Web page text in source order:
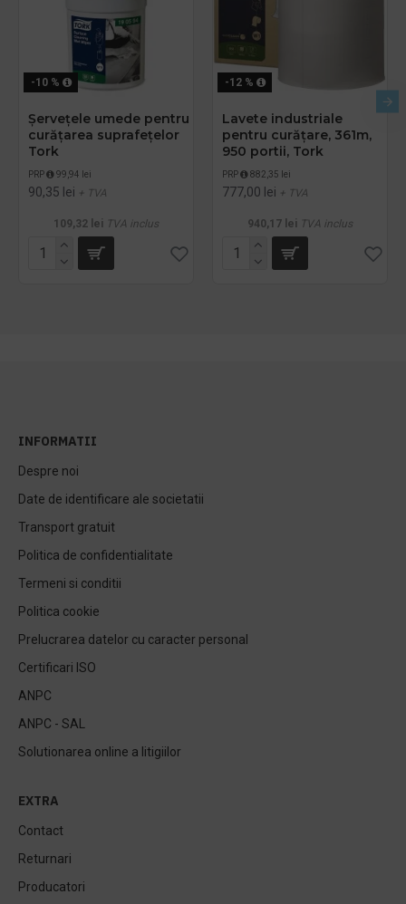
-10 %
Șervețele umede pentru
curățarea suprafețelor
Tork
PRP 99,94 lei
90,35 lei + TVA
109,32 lei TVA inclus
-12 %
Lavete industriale
pentru curățare, 361m,
950 portii, Tork
PRP 882,35 lei
777,00 lei + TVA
940,17 lei TVA inclus
INFORMATII
Despre noi
Date de identificare ale societatii
Transport gratuit
Politica de confidentialitate
Termeni si conditii
Politica cookie
Prelucrarea datelor cu caracter personal
Certificari ISO
ANPC
ANPC - SAL
Solutionarea online a litigiilor
EXTRA
Contact
Returnari
Producatori